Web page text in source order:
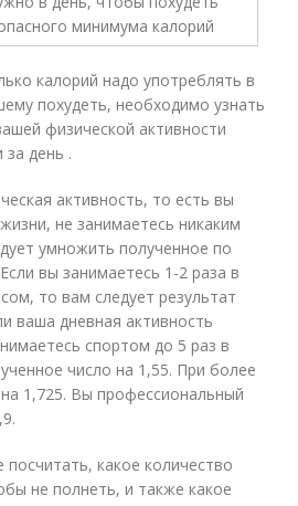
калорий надо употреблять в
похудеть, необходимо узнать
физической активности
за день .
активность, то есть вы
не занимаетесь никаким
умножить полученное по
вы занимаетесь 1-2 раза в
то вам следует результат
ваша дневная активность
спортом до 5 раз в
число на 1,55. При более
1,725. Вы профессиональный
какое количество
не полнеть, и также какое